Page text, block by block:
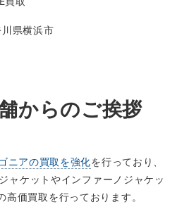
川県横浜市
からのご挨拶
ニアの買取を強化を行っており、
ャケットやインファーノジャケッ
高価買取を行っております。